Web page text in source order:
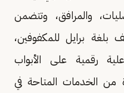
والمرافق، وتتضمن
برايل للمكفوفين،
رقمية على الأبواب
من الخدمات المتاحة في